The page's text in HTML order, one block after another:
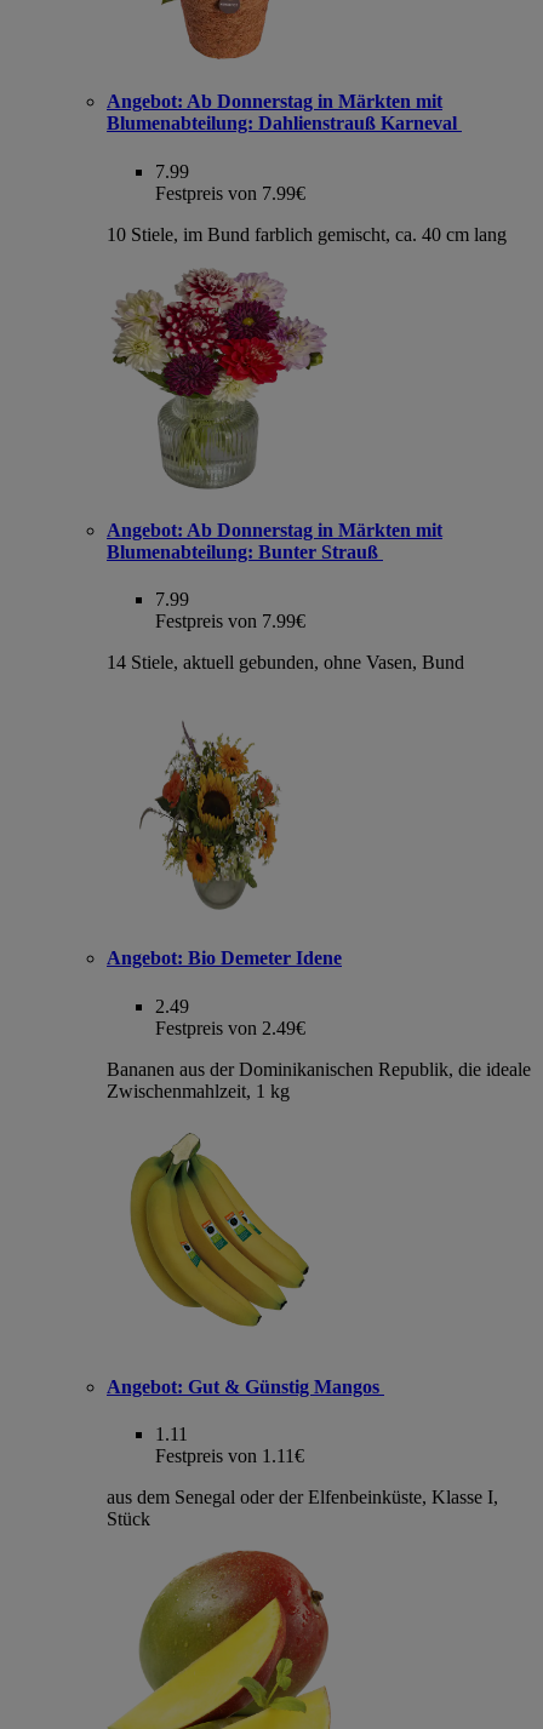
Angebot: Ab Donnerstag in Märkten mit
Blumenabteilung: Dahlienstrauß Karneval
7.99
Festpreis von 7.99€
10 Stiele, im Bund farblich gemischt, ca. 40 cm lang
Angebot: Ab Donnerstag in Märkten mit
Blumenabteilung: Bunter Strauß
7.99
Festpreis von 7.99€
14 Stiele, aktuell gebunden, ohne Vasen, Bund
Angebot: Bio Demeter Idene
2.49
Festpreis von 2.49€
Bananen aus der Dominikanischen Republik, die ideale
Zwischenmahlzeit, 1 kg
Angebot: Gut & Günstig Mangos
1.11
Festpreis von 1.11€
aus dem Senegal oder der Elfenbeinküste, Klasse I,
Stück